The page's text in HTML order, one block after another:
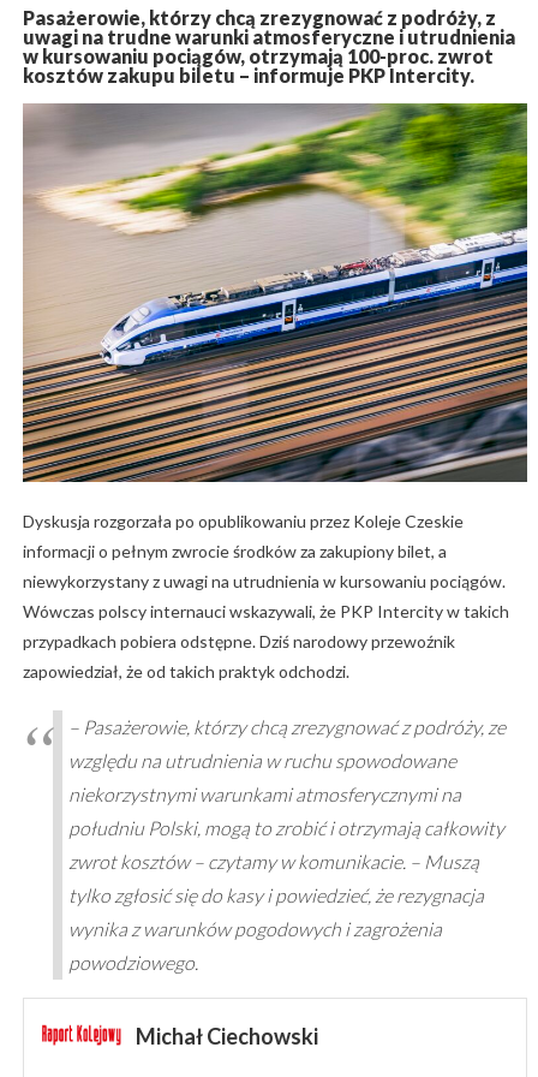
Pasażerowie, którzy chcą zrezygnować z podróży, z
uwagi na trudne warunki atmosferyczne i utrudnienia
w kursowaniu pociągów, otrzymają 100-proc. zwrot
kosztów zakupu biletu – informuje PKP Intercity.
Dyskusja rozgorzała po opublikowaniu przez Koleje Czeskie
informacji o pełnym zwrocie środków za zakupiony bilet, a
niewykorzystany z uwagi na utrudnienia w kursowaniu pociągów.
Wówczas polscy internauci wskazywali, że PKP Intercity w takich
przypadkach pobiera odstępne. Dziś narodowy przewoźnik
zapowiedział, że od takich praktyk odchodzi.
– Pasażerowie, którzy chcą zrezygnować z podróży, ze
względu na utrudnienia w ruchu spowodowane
niekorzystnymi warunkami atmosferycznymi na
południu Polski, mogą to zrobić i otrzymają całkowity
zwrot kosztów – czytamy w komunikacie. – Muszą
tylko zgłosić się do kasy i powiedzieć, że rezygnacja
wynika z warunków pogodowych i zagrożenia
powodziowego.
Michał Ciechowski